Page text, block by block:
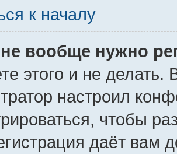
к началу
вообще нужно
этого и не делать.
настроил
чтобы
даёт вам